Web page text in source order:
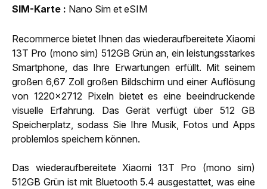
SIM-Karte
Nano Sim et eSIM
Recommerce bietet Ihnen das wiederaufbereitete Xiaomi
13T Pro (mono sim) 512GB Grün an, ein leistungsstarkes
Smartphone, das Ihre Erwartungen erfüllt. Mit seinem
großen 6,67 Zoll großen Bildschirm und einer Auflösung
von 1220x2712 Pixeln bietet es eine beeindruckende
visuelle Erfahrung. Das Gerät verfügt über 512 GB
Speicherplatz, sodass Sie Ihre Musik, Fotos und Apps
problemlos speichern können.
Das wiederaufbereitete Xiaomi 13T Pro (mono sim)
512GB Grün ist mit Bluetooth 5.4 ausgestattet, was eine